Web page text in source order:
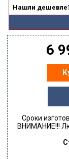
Нашли
6
Сроки
ВНИМАНИЕ!!!